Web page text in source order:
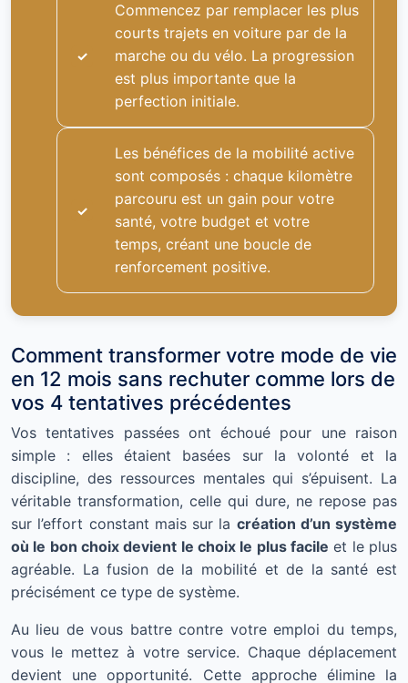
Commencez par remplacer les plus
courts trajets en voiture par de la
marche ou du vélo. La progression
est plus importante que la
perfection initiale.
Les bénéfices de la mobilité active
sont composés : chaque kilomètre
parcouru est un gain pour votre
santé, votre budget et votre
temps, créant une boucle de
renforcement positive.
Comment transformer votre mode de vie
en 12 mois sans rechuter comme lors de
vos 4 tentatives précédentes
Vos tentatives passées ont échoué pour une raison
simple : elles étaient basées sur la volonté et la
discipline, des ressources mentales qui s’épuisent. La
véritable transformation, celle qui dure, ne repose pas
sur l’effort constant mais sur la création d’un système
où le bon choix devient le choix le plus facile et le plus
agréable. La fusion de la mobilité et de la santé est
précisément ce type de système.
Au lieu de vous battre contre votre emploi du temps,
vous le mettez à votre service. Chaque déplacement
devient une opportunité. Cette approche élimine la